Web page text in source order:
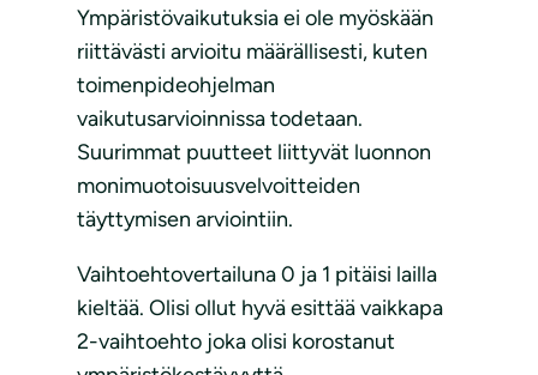
Ympäristövaikutuksia ei ole myöskään
riittävästi arvioitu määrällisesti, kuten
toimenpideohjelman
vaikutusarvioinnissa todetaan.
Suurimmat puutteet liittyvät luonnon
monimuotoisuusvelvoitteiden
täyttymisen arviointiin.
Vaihtoehtovertailuna 0 ja 1 pitäisi lailla
kieltää. Olisi ollut hyvä esittää vaikkapa
2-vaihtoehto joka olisi korostanut